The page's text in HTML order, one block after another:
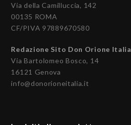
Via della Camilluccia, 142
00135 ROMA
CF/PIVA 97889670580
Redazione Sito Don Orione Italia
Via Bartolomeo Bosco, 14
16121 Genova
info@donorioneitalia.it